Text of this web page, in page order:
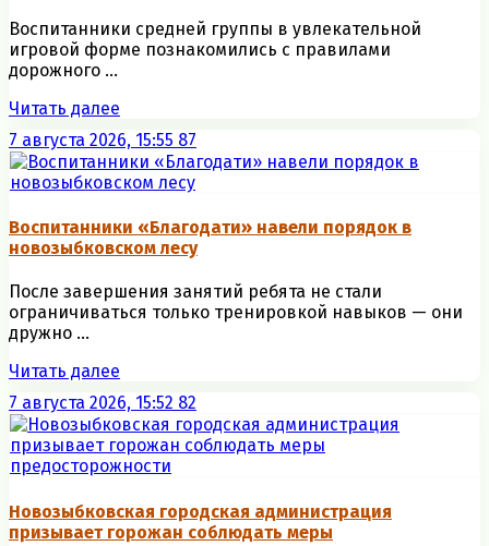
Воспитанники средней группы в увлекательной
игровой форме познакомились с правилами
дорожного ...
Читать далее
7 августа 2026, 15:55 87
Воспитанники «Благодати» навели порядок в
новозыбковском лесу
После завершения занятий ребята не стали
ограничиваться только тренировкой навыков — они
дружно ...
Читать далее
7 августа 2026, 15:52 82
Новозыбковская городская администрация
призывает горожан соблюдать меры